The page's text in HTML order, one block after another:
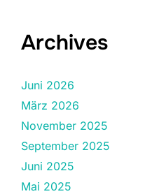
Archives
Juni 2026
März 2026
November 2025
September 2025
Juni 2025
Mai 2025